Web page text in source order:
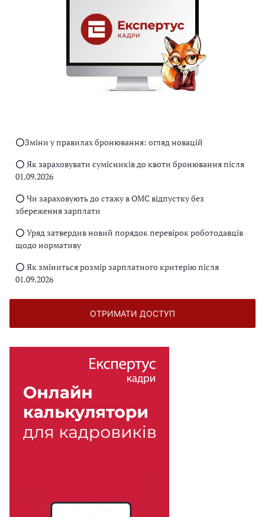
⭕️Зміни у правилах бронювання: огляд новацій
⭕️ Як зараховувати сумісників до квоти бронювання після
01.09.2026
⭕️ Чи зараховують до стажу в ОМС відпустку без
збереження зарплати
⭕️ Уряд затвердив новий порядок перевірок роботодавців
щодо нормативу
⭕️ Як зміниться розмір зарплатного критерію після
01.09.2026
ОТРИМАТИ ДОСТУП